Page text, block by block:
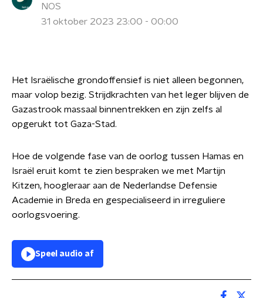
NOS
31 oktober 2023 23:00 - 00:00
Het Israëlische grondoffensief is niet alleen begonnen,
maar volop bezig. Strijdkrachten van het leger blijven de
Gazastrook massaal binnentrekken en zijn zelfs al
opgerukt tot Gaza-Stad.
Hoe de volgende fase van de oorlog tussen Hamas en
Israël eruit komt te zien bespraken we met Martijn
Kitzen, hoogleraar aan de Nederlandse Defensie
Academie in Breda en gespecialiseerd in irreguliere
oorlogsvoering.
Speel audio af